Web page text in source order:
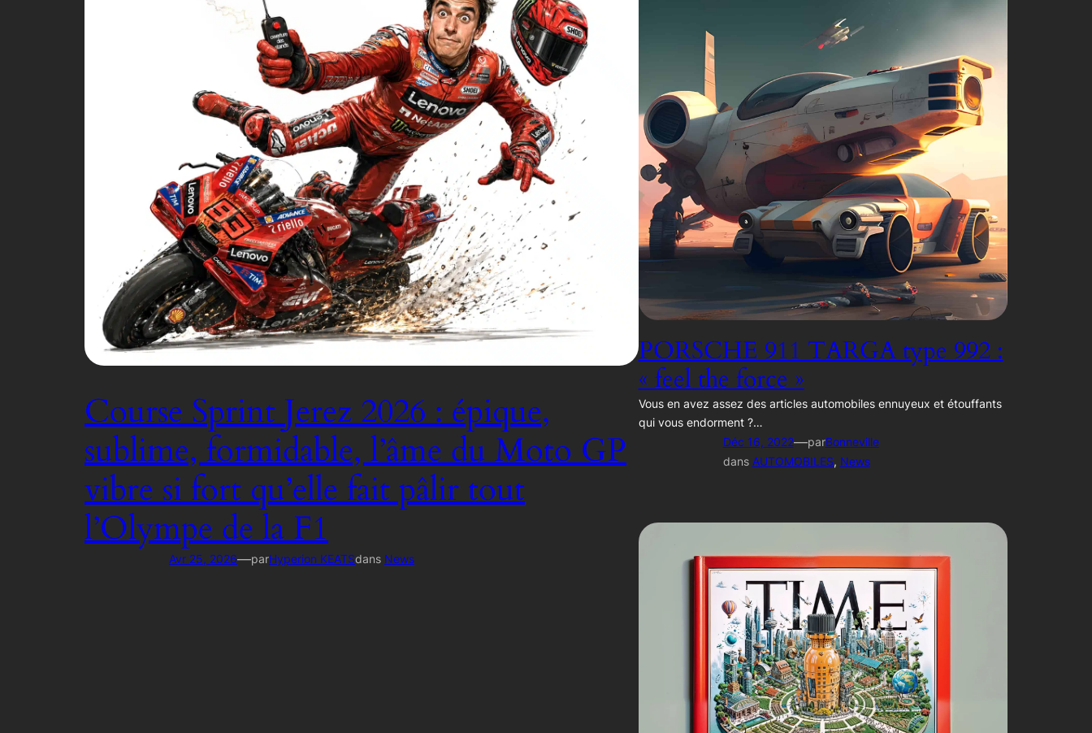
Course Sprint Jerez 2026 : épique,
sublime, formidable, l’âme du Moto GP
vibre si fort qu’elle fait pâlir tout
l’Olympe de la F1
Avr 25, 2026—parHyperion KEATSdans News
PORSCHE 911 TARGA type 992 :
« feel the force »
Vous en avez assez des articles automobiles ennuyeux et étouffants
qui vous endorment ?…
Déc 16, 2022—parBonneville
dans AUTOMOBILES, News